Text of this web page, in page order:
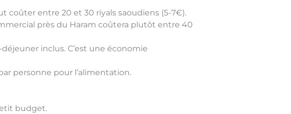
coûter entre 20 et 30 riyals saoudiens (5-7€).
près du Haram coûtera plutôt entre 40
inclus. C’est une économie
personne pour l’alimentation.
budget.